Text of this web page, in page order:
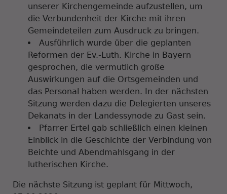
unserer Kirchengemeinde aufzustellen, um
die Verbundenheit der Kirche mit ihren
Gemeindeteilen zum Ausdruck zu bringen.
Ausführlich wurde über die geplanten
Reformen der Ev.-Luth. Kirche in Bayern
gesprochen, die vermutlich große
Auswirkungen auf die Ortsgemeinden und
das Personal haben werden. In der nächsten
Sitzung werden dazu die Delegierten unseres
Dekanats in der Landessynode zu Gast sein.
Pfarrer Ertel gab schließlich einen kleinen
Einblick in die Geschichte der Verbindung von
Beichte und Abendmahlsgang in der
lutherischen Kirche.
Die nächste Sitzung ist geplant für Mittwoch,